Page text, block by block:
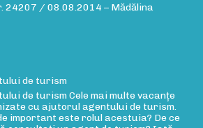
24207 / 08.08.2014 – Mădălina
de turism
de turism Cele mai multe vacanțe
cu ajutorul agentului de turism.
important este rolul acestuia? De ce